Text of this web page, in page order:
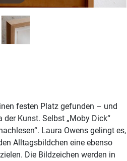
festen Platz gefunden – und
Kunst. Selbst „Moby Dick“
Laura Owens gelingt es,
Alltagsbildchen eine ebenso
Die Bildzeichen werden in